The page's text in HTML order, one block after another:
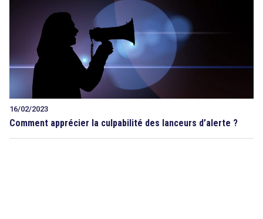
16/02/2023
Comment apprécier la culpabilité des lanceurs d’alerte ?